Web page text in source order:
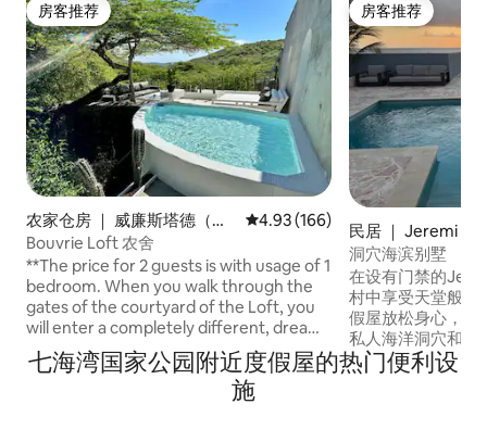
房客推荐
房客推荐
农家仓房 ｜ 威廉斯塔德（Wil
lemstad）
平均评分 4.93 分（满分 5 分），
4.93 (166)
Bouvrie Loft 农舍
**The price for 2 guests is with usage of 1
bedroom. When you walk through the
gates of the courtyard of the Loft, you
will enter a completely different, dream-
like world. Silence, Nature, Space and
Privacy are the keywords, when we try
to describe what you will experience
房客推荐
房客推荐
民居 ｜ Jeremi
洞穴海滨别墅
在设有门禁的
村中享受天堂般的假期！ 在这
假屋放松身心，这
私人海洋洞穴和迷
间卧室，最多可供
常适合家庭或团体
七海湾国家公园附近度假屋的热门便利设
施